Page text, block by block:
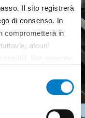
Il sito registrerà
di consenso. In
comprometterà in
alcuni
di essi, ti